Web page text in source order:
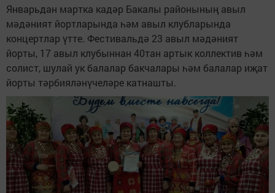
Январьдан мартка кадәр Бакалы районының авыл
мәдәният йортларында һәм авыл клубларында
концертлар үтте. Фестивальдә 23 авыл мәдәният
йорты, 17 авыл клубыннан 40тан артык коллектив һәм
солист, шулай ук балалар бакчалары һәм балалар иҗат
йорты тәрбияләнүчеләре катнашты.